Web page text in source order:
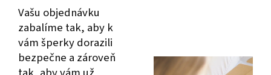
Vašu objednávku
zabalíme tak, aby k
vám šperky dorazili
bezpečne a zároveň